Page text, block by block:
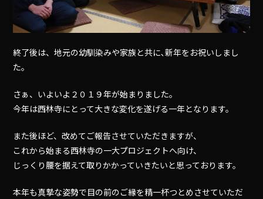
終了後は、地元の幼馴染みや家族と共に､新年をお祝いしまし
た。
さぁ、いよいよ２０１９年が始まりました。
今年は西林寺にとって大きな変化を遂げる一年となります。
また後ほど、改めてご報告させていただきますが、
これから始まる西林寺の一大プロジェクトへ向け、
じっくり腰を据えて取りかかっていきたいと思っております。
本年も真摯な姿勢で目の前のご縁を精一杯つとめさせていただ